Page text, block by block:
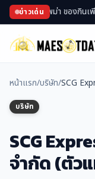
ข่าวเด่น
อปของพม่า ของกินเพียบ•
หน้าแรก/บริษัท/SCG
บริษัท
SCG
จำกัด (ตัว